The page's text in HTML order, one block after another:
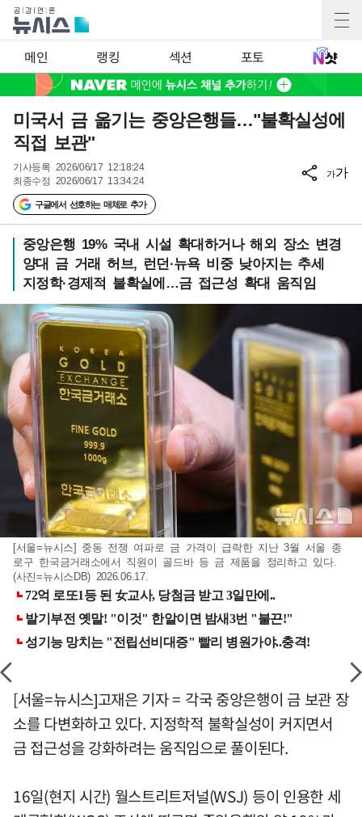
메인 랭킹 섹션 포토
미국서 금 옮기는 중앙은행들…"불확실성에
직접 보관"
기사등록 2026/06/17 12:18:24
최종수정 2026/06/17 13:34:24
구글에서 선호하는 매체로 추가
가가
중앙은행 19% 국내 시설 확대하거나 해외 장소 변경
양대 금 거래 허브, 런던·뉴욕 비중 낮아지는 추세
지정학·경제적 불확실에…금 접근성 확대 움직임
[서울=뉴시스] 중동 전쟁 여파로 금 가격이 급락한 지난 3월 서울 종
로구 한국금거래소에서 직원이 골드바 등 금 제품을 정리하고 있다.
(사진=뉴시스DB) 2026.06.17.
[서울=뉴시스]고재은 기자 = 각국 중앙은행이 금 보관 장
소를 다변화하고 있다. 지정학적 불확실성이 커지면서
금 접근성을 강화하려는 움직임으로 풀이된다.
16일(현지 시간) 월스트리트저널(WSJ) 등이 인용한 세